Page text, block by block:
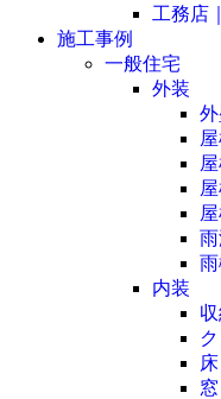
工務店
施工事例
一般住宅
外装
内装